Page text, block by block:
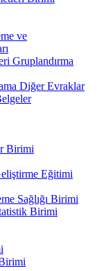
ve
Gruplandırma
Diğer Evraklar
Birimi
Eğitimi
Sağlığı Birimi
Birimi